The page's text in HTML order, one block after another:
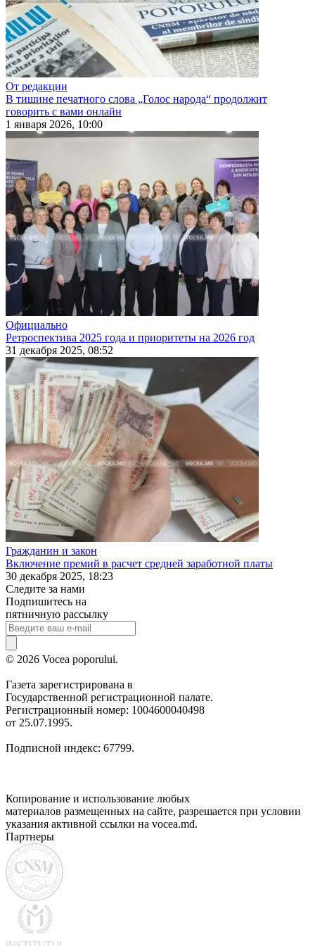
От редакции
В тишине печатного слова „Голос народа“ продолжит
говорить с вами онлайн
1 января 2026, 10:00
Официально
Ретроспектива 2025 года и приоритеты на 2026 год
31 декабря 2025, 08:52
Гражданин и закон
Включение премий в расчет средней заработной платы
30 декабря 2025, 18:23
Следите за нами
Подпишитесь на
пятничную рассылку
© 2026 Vocea poporului.
Газета зарегистрирована в
Государственной регистрационной палате.
Регистрационный номер: 1004600040498
от 25.07.1995.
Подписной индекс: 67799.
Копирование и использование любых
материалов размещенных на сайте, разрешается при условии
указания активной ссылки на vocea.md.
Партнеры